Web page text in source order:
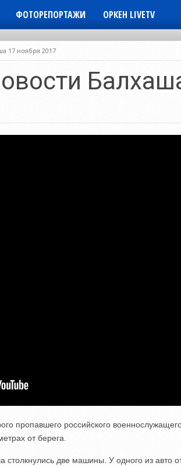
ФОТОРЕПОРТАЖИ ОРКЕН LIVETV
17 ноября 2017
пропавшего российского
от берега.
столкнулись две машины. У одного из авто